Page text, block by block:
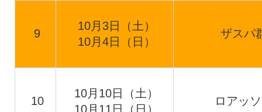
9
10月3日（土）
10月4日（日）
ザスパ
10
10月10日（土）
10月11日（日）
ロアッ